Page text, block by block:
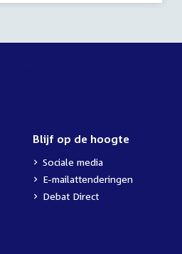
Blijf op de hoogte
Sociale media
E-mailattenderingen
Debat Direct